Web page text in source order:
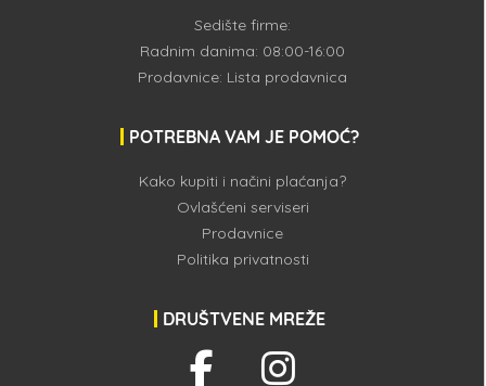
Sedište firme:
Radnim danima: 08:00-16:00
Prodavnice: Lista prodavnica
POTREBNA VAM JE POMOĆ?
Kako kupiti i načini plaćanja?
Ovlašćeni serviseri
Prodavnice
Politika privatnosti
DRUŠTVENE MREŽE